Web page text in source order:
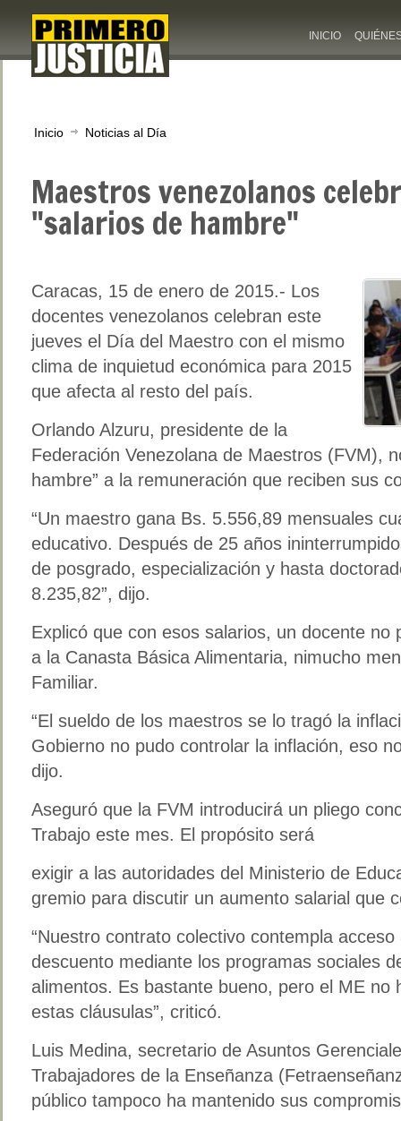
INICIO
Inicio Noticias al Día
Maestros venezolanos
"salarios de hambre"
Caracas, 15 de enero de 2015.- Los
docentes venezolanos celebran este
jueves el Día del Maestro con el mismo
clima de inquietud económica para 2015
que afecta al resto del país.
Orlando Alzuru, presidente de la
Federación Venezolana de Maestros (FVM),
hambre” a la remuneración que reciben sus
“Un maestro gana Bs. 5.556,89 mensuales
educativo. Después de 25 años
de posgrado, especialización y hasta
8.235,82”, dijo.
Explicó que con esos salarios, un docente no
a la Canasta Básica Alimentaria, nimucho
Familiar.
“El sueldo de los maestros se lo tragó la
Gobierno no pudo controlar la inflación, eso
dijo.
Aseguró que la FVM introducirá un pliego
Trabajo este mes. El propósito será
exigir a las autoridades del Ministerio de
gremio para discutir un aumento salarial que
“Nuestro contrato colectivo contempla
descuento mediante los programas sociales
alimentos. Es bastante bueno, pero el ME no
estas cláusulas”, criticó.
Luis Medina, secretario de Asuntos
Trabajadores de la Enseñanza
público tampoco ha mantenido sus